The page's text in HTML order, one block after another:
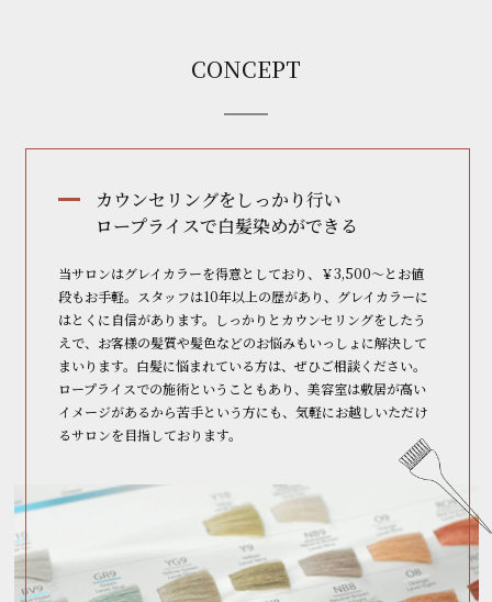
CONCEPT
カウンセリングをしっかり行い
ロープライスで白髪染めができる
当サロンはグレイカラーを得意としており、￥3,500～とお値
段もお手軽。スタッフは10年以上の歴があり、グレイカラーに
はとくに自信があります。しっかりとカウンセリングをしたう
えで、お客様の髪質や髪色などのお悩みもいっしょに解決して
まいります。白髪に悩まれている方は、ぜひご相談ください。
ロープライスでの施術ということもあり、美容室は敷居が高い
イメージがあるから苦手という方にも、気軽にお越しいただけ
るサロンを目指しております。